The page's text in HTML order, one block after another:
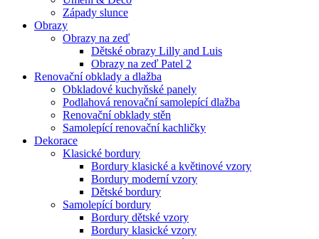
Západy slunce
Obrazy
Obrazy na zeď
Dětské obrazy Lilly and Luis
Obrazy na zeď Patel 2
Renovační obklady a dlažba
Obkladové kuchyňské panely
Podlahová renovační samolepící dlažba
Renovační obklady stěn
Samolepící renovační kachličky
Dekorace
Klasické bordury
Bordury klasické a květinové vzory
Bordury moderní vzory
Dětské bordury
Samolepící bordury
Bordury dětské vzory
Bordury klasické vzory